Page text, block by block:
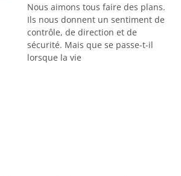
Nous aimons tous faire des plans.
Ils nous donnent un sentiment de
contrôle, de direction et de
sécurité. Mais que se passe-t-il
lorsque la vie